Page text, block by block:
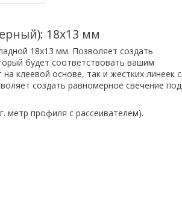
18x13 мм
18x13 мм. Позволяет создать
будет соответствовать вашим
клеевой основе, так и жестких линеек с
создать равномерное свечение под
метр профиля с рассеивателем).